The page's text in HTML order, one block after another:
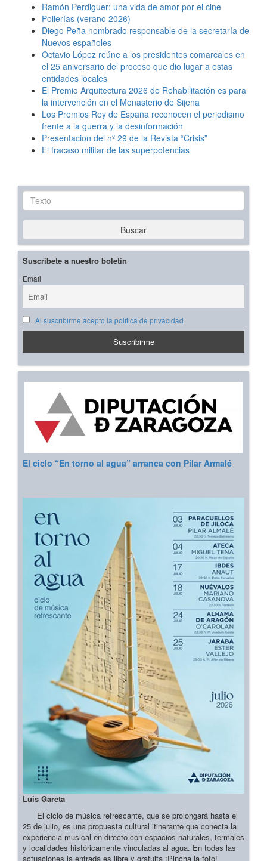
Ramón Perdiguer: una vida de amor por el cine
Pollerías (verano 2026)
Diego Peña nombrado responsable de la secretaría de
Nuevos españoles
Octavio López reúne a los presidentes comarcales en
el 25 aniversario del proceso que dio lugar a estas
entidades locales
El Premio Arquitectura 2026 de Rehabilitación es para
la intervención en el Monasterio de Sijena
Los Premios Rey de España reconocen el periodismo
frente a la guerra y la desinformación
Presentacion del nº 29 de la Revista “Crisis”
El fracaso militar de las superpotencias
Texto
Buscar
Suscríbete a nuestro boletín
Email
Al suscribirme acepto la política de privacidad
El ciclo “En torno al agua” arranca con Pilar Armalé
Luis Gareta
El ciclo de música refrescante, que se prolongará hasta el
25 de julio, es una propuesta cultural itinerante que conecta la
experiencia musical en directo con espacios naturales, termales
y localidades históricamente vinculadas al agua. En todas las
actuaciones la entrada es libre y gratuita ¡Pincha la foto!